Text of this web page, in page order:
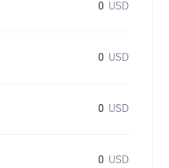
0 USD
0 USD
0 USD
0 USD